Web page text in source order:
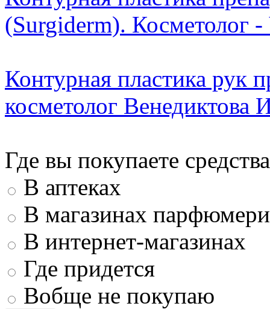
(Surgiderm). Косметолог
Контурная пластика рук
косметолог Венедиктова
Где вы покупаете
В аптеках
В магазинах
В интернет-магазинах
Где придется
Вобще не покупаю